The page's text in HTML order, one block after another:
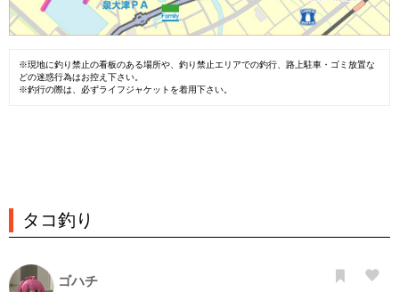
※現地に釣り禁止の看板のある場所や、釣り禁止エリアでの釣行、路上駐車・ゴミ放置な
どの迷惑行為はお控え下さい。
※釣行の際は、必ずライフジャケットを着用下さい。
タコ釣り
ゴハチ